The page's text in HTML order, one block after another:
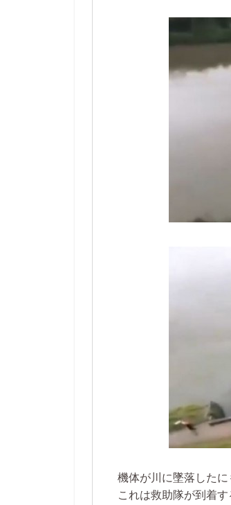
機体が川に墜落したに
これは救助隊が到着す